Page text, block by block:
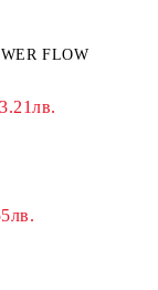
FLOW